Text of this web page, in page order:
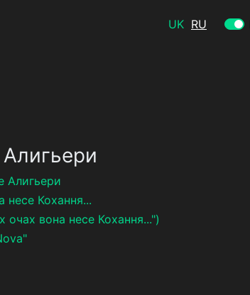
UK RU
Алигьери
несе Кохання...
очах вона несе Кохання...")